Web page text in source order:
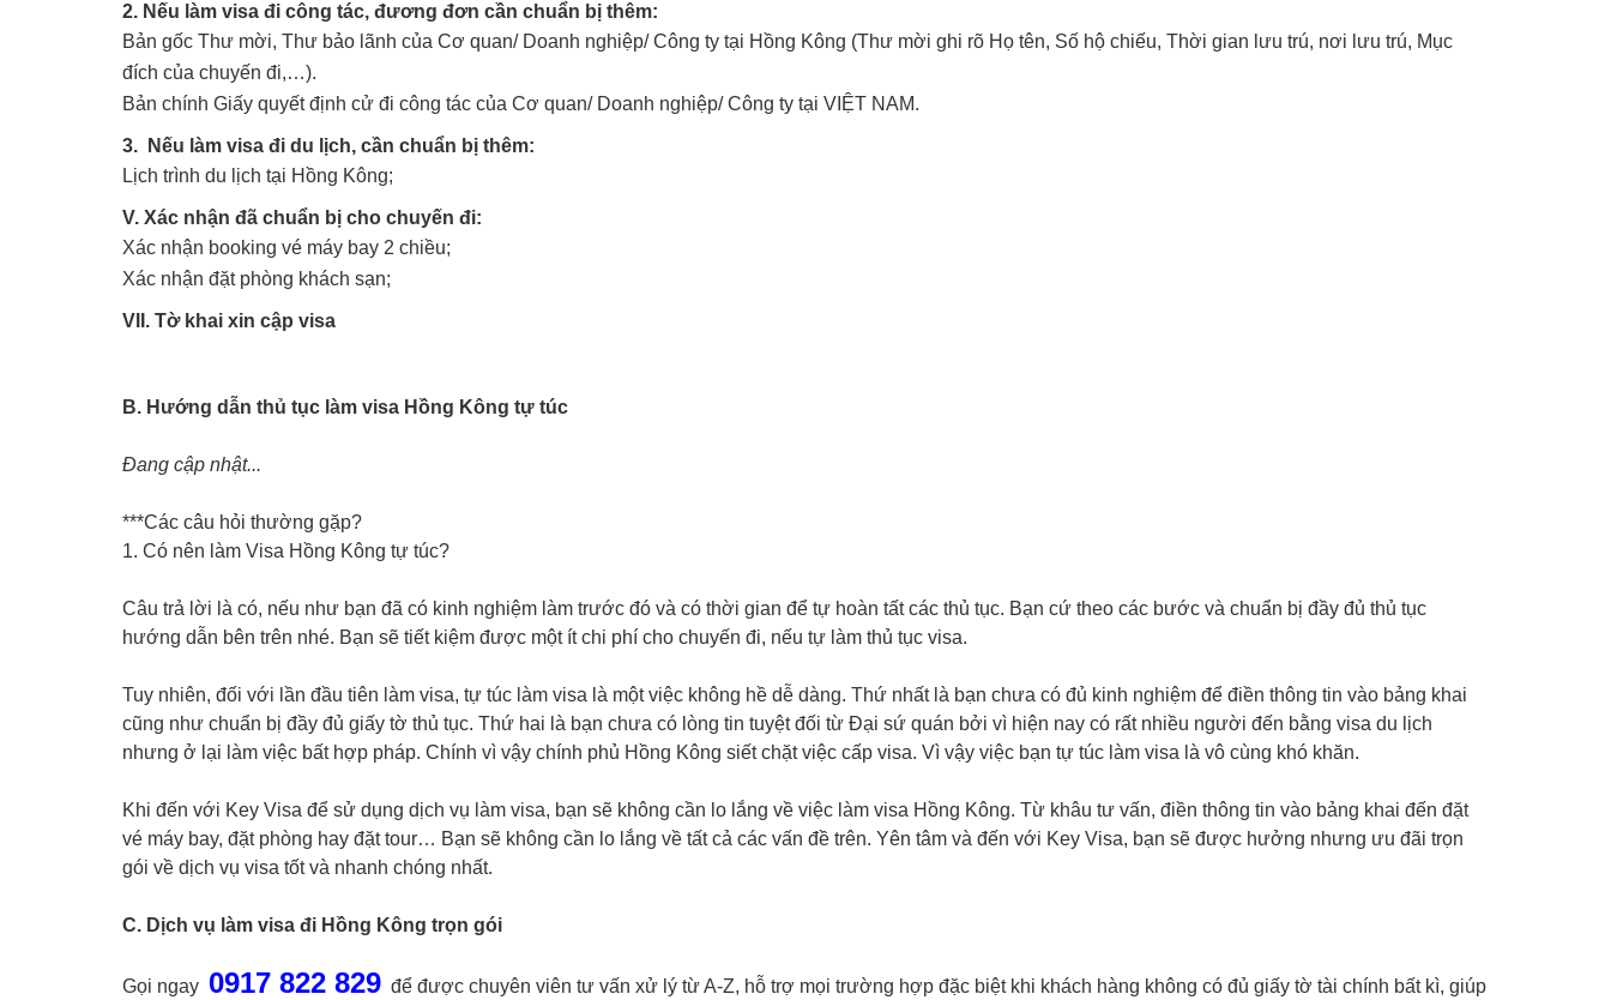
2. Nếu làm visa đi công tác, đương đơn cần chuẩn bị thêm:
Bản gốc Thư mời, Thư bảo lãnh của Cơ quan/ Doanh nghiệp/ Công ty tại Hồng Kông (Thư mời ghi rõ Họ tên, Số hộ chiếu, Thời gian lưu trú, nơi lưu trú, Mục
đích của chuyến đi,…).
Bản chính Giấy quyết định cử đi công tác của Cơ quan/ Doanh nghiệp/ Công ty tại VIỆT NAM.
3. Nếu làm visa đi du lịch, cần chuẩn bị thêm:
Lịch trình du lịch tại Hồng Kông;
V. Xác nhận đã chuẩn bị cho chuyến đi:
Xác nhận booking vé máy bay 2 chiều;
Xác nhận đặt phòng khách sạn;
VII. Tờ khai xin cập visa
B. Hướng dẫn thủ tục làm visa Hồng Kông tự túc
Đang cập nhật...
***Các câu hỏi thường gặp?
1. Có nên làm Visa Hồng Kông tự túc?
Câu trả lời là có, nếu như bạn đã có kinh nghiệm làm trước đó và có thời gian để tự hoàn tất các thủ tục. Bạn cứ theo các bước và chuẩn bị đầy đủ thủ tục
hướng dẫn bên trên nhé. Bạn sẽ tiết kiệm được một ít chi phí cho chuyến đi, nếu tự làm thủ tục visa.
Tuy nhiên, đối với lần đầu tiên làm visa, tự túc làm visa là một việc không hề dễ dàng. Thứ nhất là bạn chưa có đủ kinh nghiệm để điền thông tin vào bảng khai
cũng như chuẩn bị đầy đủ giấy tờ thủ tục. Thứ hai là bạn chưa có lòng tin tuyệt đối từ Đại sứ quán bởi vì hiện nay có rất nhiều người đến bằng visa du lịch
nhưng ở lại làm việc bất hợp pháp. Chính vì vậy chính phủ Hồng Kông siết chặt việc cấp visa. Vì vậy việc bạn tự túc làm visa là vô cùng khó khăn.
Khi đến với Key Visa để sử dụng dịch vụ làm visa, bạn sẽ không cần lo lắng về việc làm visa Hồng Kông. Từ khâu tư vấn, điền thông tin vào bảng khai đến đặt
vé máy bay, đặt phòng hay đặt tour… Bạn sẽ không cần lo lắng về tất cả các vấn đề trên. Yên tâm và đến với Key Visa, bạn sẽ được hưởng nhưng ưu đãi trọn
gói về dịch vụ visa tốt và nhanh chóng nhất.
C. Dịch vụ làm visa đi Hồng Kông trọn gói
Gọi ngay 0917 822 829 để được chuyên viên tư vấn xử lý từ A-Z, hỗ trợ mọi trường hợp đặc biệt khi khách hàng không có đủ giấy tờ tài chính bất kì, giúp